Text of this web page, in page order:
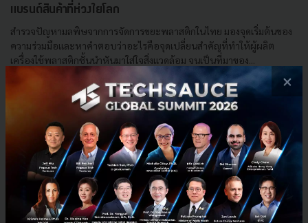
แบรนด์สินค้าที่ห่วงใยโลก
สำรวจปัญหามลพิษจากการจัดการขยะพลาสติกในไทย มองจุดเริ่มต้นของ
ความร่วมมือและหาคำตอบว่าอะไรคือจุดเปลี่ยนสำคัญที่ทำให้ผู้ผลิต
เครื่องใช้พลาสติกชั้นนำหันมาใส่ใจสิ่งแวดล้อม จนเป็นที่มาของ...
| ByTechsauce Team
Sustainable Focus nameco Techsauce
×